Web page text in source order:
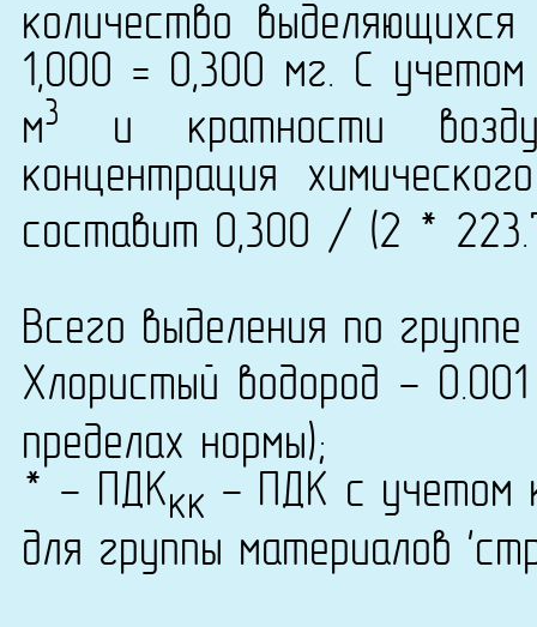
количество
1,000 = 0,300 мг. С
м3
и кратности
концентрация
составит 0,300 / (2 *
Всего выделения по
Хлористый водород -
пределах нормы);
* - ПДКкк - ПДК с учетом
для группы материалов